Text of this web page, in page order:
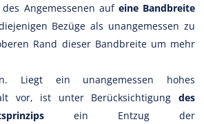
Angemessenen aufeine Bandbreite
Bezüge als unangemessen zu
Rand dieser Bandbreite um mehr
Liegt ein unangemessen hohes
vor, ist unter Berücksichtigung des
ein Entzug der